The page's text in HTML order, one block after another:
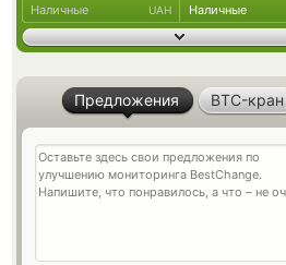
Наличные UAH Наличные
Предложения BTC-кран